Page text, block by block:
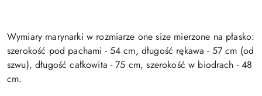
Wymiary marynarki w rozmiarze one size mierzone na płasko:
szerokość pod pachami - 54 cm, długość rękawa - 57 cm (od
szwu), długość całkowita - 75 cm, szerokość w biodrach - 48
cm.